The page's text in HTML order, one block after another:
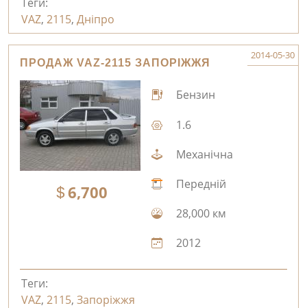
VAZ, 2115, Дніпро
ПРОДАЖ VAZ-2115 ЗАПОРІЖЖЯ
2014-05-30
6,700
Бензин
1.6
Механічна
Передній
28,000 км
2012
Теги:
VAZ, 2115, Запоріжжя